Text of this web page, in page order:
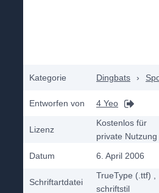
Kategorie Dingbats ›
Entworfen von 4 Yeo
Lizenz
Kostenlos für
private Nutzung
Datum
6. April 2006
Schriftartdatei
TrueType (.ttf)
schriftstil